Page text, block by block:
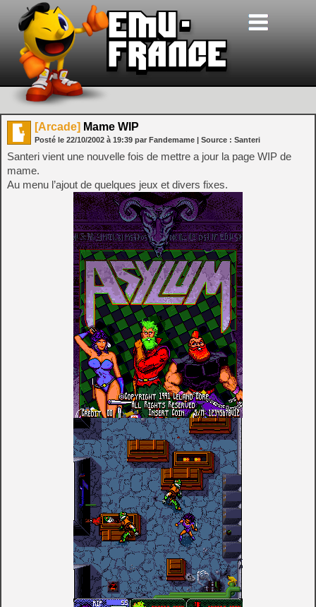
[Arcade] Mame WIP
Posté le 22/10/2002 à 19:39 par Fandemame | Source : Santeri
Santeri vient une nouvelle fois de mettre a jour la page WIP de
mame.
Au menu l’ajout de quelques jeux et divers fixes.